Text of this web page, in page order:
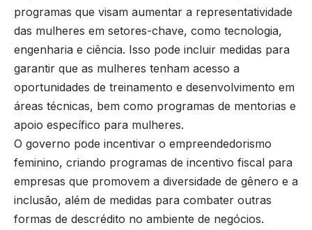
programas que visam aumentar a representatividade
das mulheres em setores-chave, como tecnologia,
engenharia e ciência. Isso pode incluir medidas para
garantir que as mulheres tenham acesso a
oportunidades de treinamento e desenvolvimento em
áreas técnicas, bem como programas de mentorias e
apoio específico para mulheres.
O governo pode incentivar o empreendedorismo
feminino, criando programas de incentivo fiscal para
empresas que promovem a diversidade de gênero e a
inclusão, além de medidas para combater outras
formas de descrédito no ambiente de negócios.